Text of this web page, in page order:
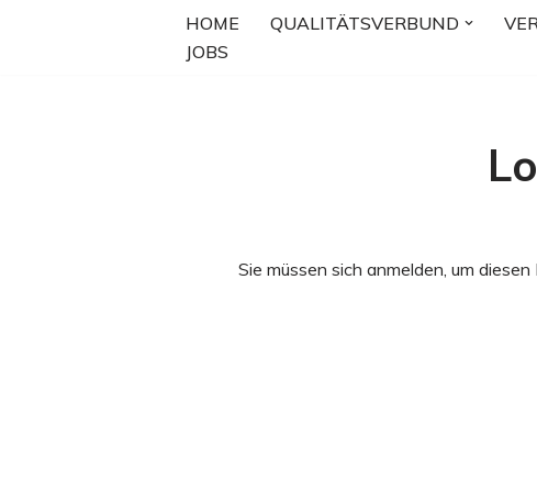
HOME QUALITÄTSVERBUND
JOBS
Sie müssen sich anmelden, um